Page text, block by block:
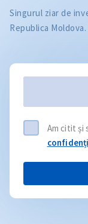
Singurul ziar de
Republica
Am citit și